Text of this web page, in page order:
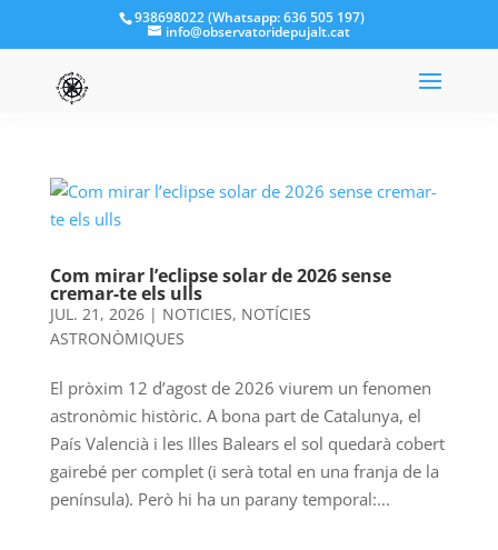
938698022 (Whatsapp: 636 505 197)
info@observatoridepujalt.cat
Com mirar l’eclipse solar de 2026 sense
cremar-te els ulls
JUL. 21, 2026| NOTICIES, NOTÍCIES
ASTRONÒMIQUES
El pròxim 12 d’agost de 2026 viurem un fenomen
astronòmic històric. A bona part de Catalunya, el
País Valencià i les Illes Balears el sol quedarà cobert
gairebé per complet (i serà total en una franja de la
península). Però hi ha un parany temporal:...